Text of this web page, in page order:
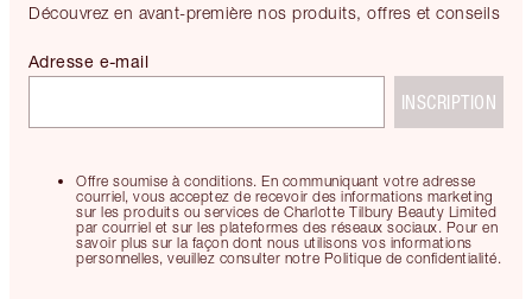
Découvrez en avant-première nos produits, offres et conseils
Offre soumise à conditions. En communiquant votre adresse
courriel, vous acceptez de recevoir des informations marketing
sur les produits ou services de Charlotte Tilbury Beauty Limited
par courriel et sur les plateformes des réseaux sociaux. Pour en
savoir plus sur la façon dont nous utilisons vos informations
personnelles, veuillez consulter notre Politique de confidentialité.
Adresse e-mail
INSCRIPTION